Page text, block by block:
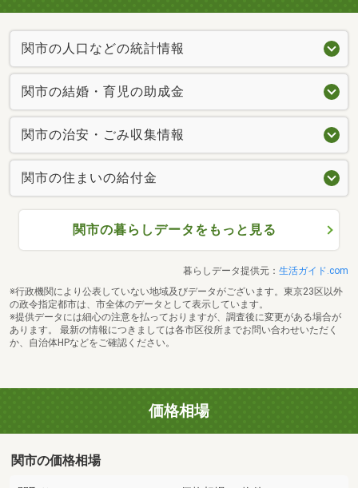
関市の人口などの統計情報
関市の結婚・育児の助成金
関市の治安・ごみ収集情報
関市の住まいの給付金
関市の暮らしデータをもっと見る
暮らしデータ提供元： 生活ガイド.com
※行政機関により公表していない地域及びデータがございます。東京23区以外
の政令指定都市は、市全体のデータとして表示しています。
※提供データには細心の注意を払っておりますが、調査後に変更がある場合が
あります。 最新の情報につきましては各市区役所までお問い合わせいただく
か、自治体HPなどをご確認ください。
価格相場
関市の価格相場